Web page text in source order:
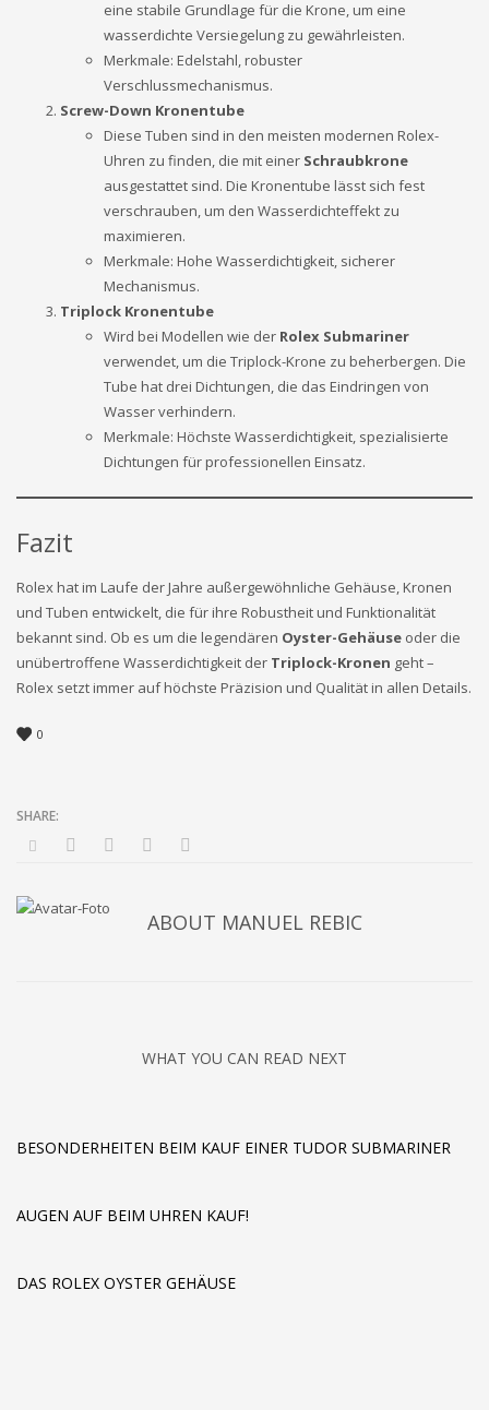
eine stabile Grundlage für die Krone, um eine
wasserdichte Versiegelung zu gewährleisten.
Merkmale: Edelstahl, robuster
Verschlussmechanismus.
Screw-Down Kronentube
Diese Tuben sind in den meisten modernen Rolex-
Uhren zu finden, die mit einer Schraubkrone
ausgestattet sind. Die Kronentube lässt sich fest
verschrauben, um den Wasserdichteffekt zu
maximieren.
Merkmale: Hohe Wasserdichtigkeit, sicherer
Mechanismus.
Triplock Kronentube
Wird bei Modellen wie der Rolex Submariner
verwendet, um die Triplock-Krone zu beherbergen. Die
Tube hat drei Dichtungen, die das Eindringen von
Wasser verhindern.
Merkmale: Höchste Wasserdichtigkeit, spezialisierte
Dichtungen für professionellen Einsatz.
Fazit
Rolex hat im Laufe der Jahre außergewöhnliche Gehäuse, Kronen
und Tuben entwickelt, die für ihre Robustheit und Funktionalität
bekannt sind. Ob es um die legendären Oyster-Gehäuse oder die
unübertroffene Wasserdichtigkeit der Triplock-Kronen geht –
Rolex setzt immer auf höchste Präzision und Qualität in allen Details.
0
ABOUT MANUEL REBIC
WHAT YOU CAN READ NEXT
BESONDERHEITEN BEIM KAUF EINER TUDOR SUBMARINER
AUGEN AUF BEIM UHREN KAUF!
DAS ROLEX OYSTER GEHÄUSE